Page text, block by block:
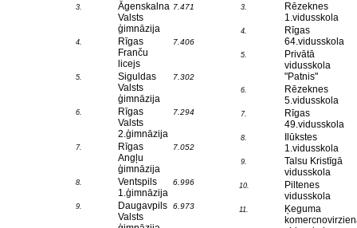
3.
Āgenskalna
Valsts
ģimnāzija
7.471
4.
Rīgas
Franču
licejs
7.406
5.
Siguldas
Valsts
ģimnāzija
7.302
6.
Rīgas
Valsts
2.ģimnāzija
7.294
7.
Rīgas
Angļu
ģimnāzija
7.052
8.
Ventspils
1.ģimnāzija
6.996
9.
Daugavpils
Valsts
6.973
3.
Rēzeknes
1.vidusskola
4.
Rīgas
64.vidusskola
5.
Privātā
vidusskola
"Patnis"
6.
Rēzeknes
5.vidusskola
7.
Rīgas
49.vidusskola
8.
Ilūkstes
1.vidusskola
9.
Talsu Kristīgā
vidusskola
10.
Piltenes
vidusskola
11.
Ķeguma